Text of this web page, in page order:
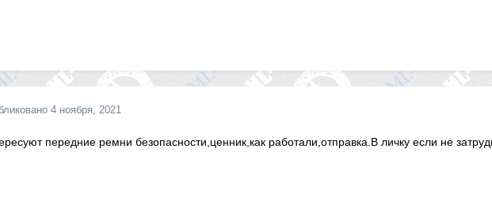
4 ноября, 2021
передние ремни безопасности,ценник,как работали,отправка.В личку если не